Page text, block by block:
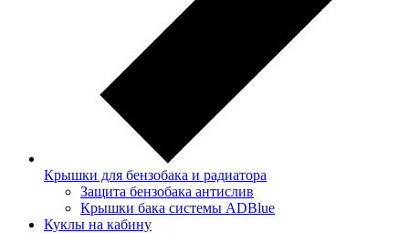
Крышки для бензобака и радиатора
Защита бензобака антислив
Крышки бака системы ADBlue
Куклы на кабину